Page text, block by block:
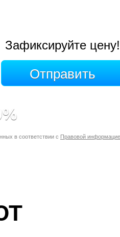
Зафиксируйте цену!
в соответствии с Правовой